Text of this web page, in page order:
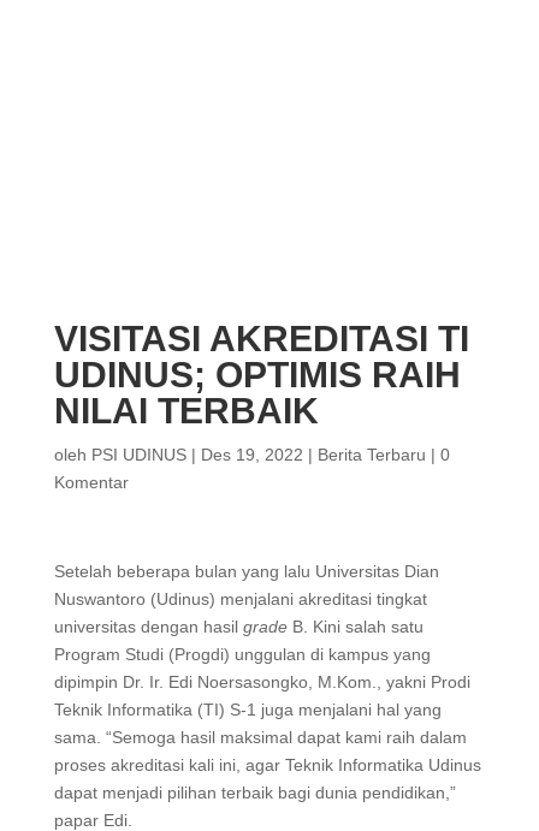
VISITASI AKREDITASI TI
UDINUS; OPTIMIS RAIH
NILAI TERBAIK
oleh PSI UDINUS| Des 19, 2022 | Berita Terbaru | 0
Komentar
Setelah beberapa bulan yang lalu Universitas Dian
Nuswantoro (Udinus) menjalani akreditasi tingkat
universitas dengan hasil grade B. Kini salah satu
Program Studi (Progdi) unggulan di kampus yang
dipimpin Dr. Ir. Edi Noersasongko, M.Kom., yakni Prodi
Teknik Informatika (TI) S-1 juga menjalani hal yang
sama. “Semoga hasil maksimal dapat kami raih dalam
proses akreditasi kali ini, agar Teknik Informatika Udinus
dapat menjadi pilihan terbaik bagi dunia pendidikan,”
papar Edi.